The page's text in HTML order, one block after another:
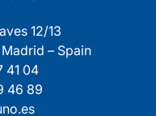
12/13
– Spain
41 04
46 89